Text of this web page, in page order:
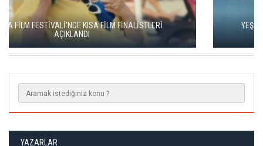
YEŞİM USTAOĞLU'NUN "ARTAKALAN"I SAN SEBASTIÁN'DA
DÜNYA PRÖMİYERİNİ YAPACAK
YAZARLAR